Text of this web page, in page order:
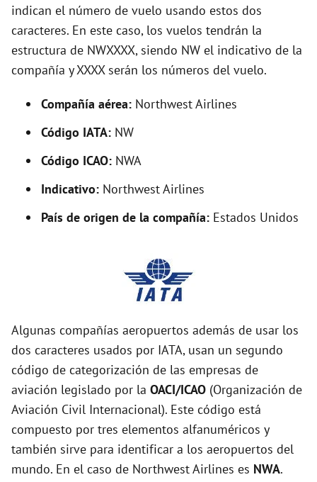
indican el número de vuelo usando estos dos
caracteres. En este caso, los vuelos tendrán la
estructura de NWXXXX, siendo NW el indicativo de la
compañía y XXXX serán los números del vuelo.
Compañía aérea: Northwest Airlines
Código IATA: NW
Código ICAO: NWA
Indicativo: Northwest Airlines
País de origen de la compañía: Estados Unidos
Algunas compañías aeropuertos además de usar los
dos caracteres usados por IATA, usan un segundo
código de categorización de las empresas de
aviación legislado por la OACI/ICAO (Organización de
Aviación Civil Internacional). Este código está
compuesto por tres elementos alfanuméricos y
también sirve para identificar a los aeropuertos del
mundo. En el caso de Northwest Airlines es NWA.